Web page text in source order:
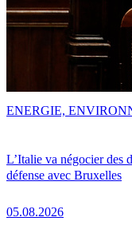
L’Italie va négocier des
défense avec Bruxelles
05.08.2026
ENERGIE,